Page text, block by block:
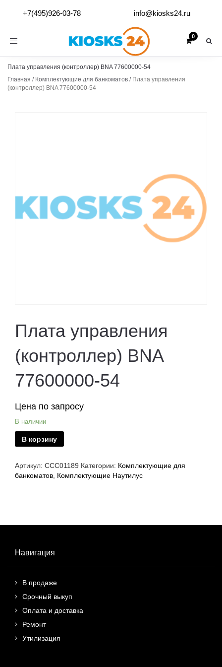
+7(495)926-03-78 info@kiosks24.ru
Toggle
Плата управления (контроллер) BNA 77600000-54
Главная / Комплектующие для банкоматов / Плата управления
(контроллер) BNA 77600000-54
Плата управления
(контроллер) BNA
77600000-54
Цена по запросу
В наличии
В корзину
Артикул: ССС01189 Категории: Комплектующие для
банкоматов, Комплектующие Наутилус
Навигация
В продаже
Срочный выкуп
Оплата и доставка
Ремонт
Утилизация